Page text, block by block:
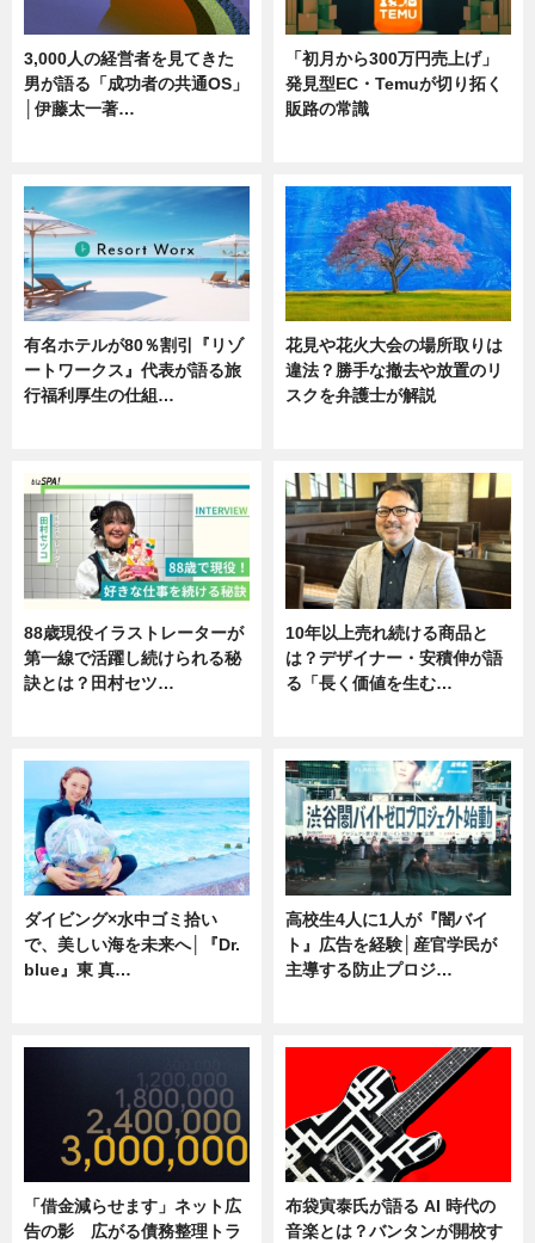
3,000人の経営者を見てきた
男が語る「成功者の共通OS」
│伊藤太一著…
「初月から300万円売上げ」
発見型EC・Temuが切り拓く
販路の常識
有名ホテルが80％割引『リゾ
ートワークス』代表が語る旅
行福利厚生の仕組…
花見や花火大会の場所取りは
違法？勝手な撤去や放置のリ
スクを弁護士が解説
88歳現役イラストレーターが
第一線で活躍し続けられる秘
訣とは？田村セツ…
10年以上売れ続ける商品と
は？デザイナー・安積伸が語
る「長く価値を生む…
ダイビング×水中ゴミ拾い
で、美しい海を未来へ│『Dr.
blue』東 真…
高校生4人に1人が『闇バイ
ト』広告を経験│産官学民が
主導する防止プロジ…
「借金減らせます」ネット広
告の影 広がる債務整理トラ
布袋寅泰氏が語る AI 時代の
音楽とは？バンタンが開校す